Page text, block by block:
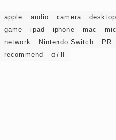
apple audio camera desktop
game
ipad iphone mac
mic
network
Nintendo Switch
PR
recommend
α7Ⅱ